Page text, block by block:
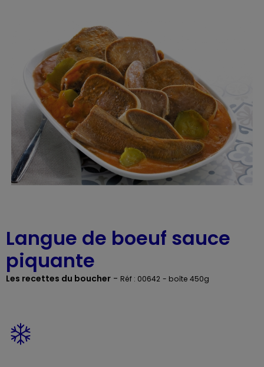
Langue de boeuf sauce
piquante
Les recettes du boucher - Réf : 00642 - boîte 450g